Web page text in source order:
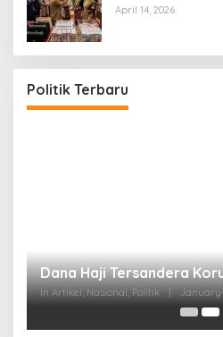
April 14, 2026
Politik Terbaru
Dana Haji Tersandera
In Artikel, Nasional, Politik | January